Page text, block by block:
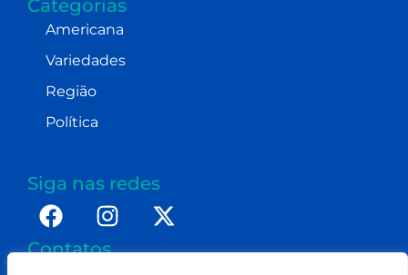
Categorias
Americana
Variedades
Região
Política
Siga nas redes
Contatos